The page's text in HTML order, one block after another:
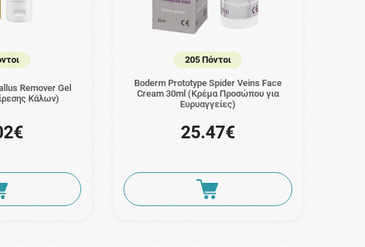
Remover Gel
Κάλων)
205 Πόντοι
Boderm Prototype Spider Veins Face
Cream 30ml (Κρέμα Προσώπου για
Ευρυαγγείες)
25.47€